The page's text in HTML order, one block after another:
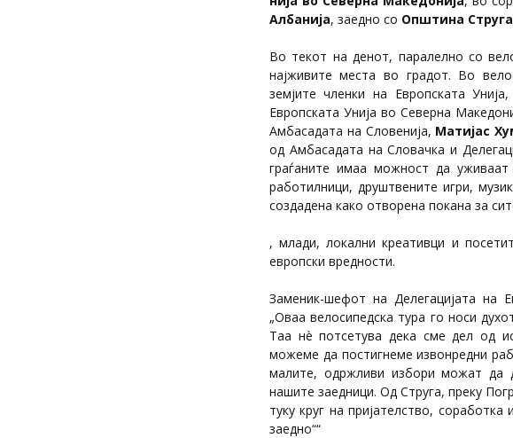
Албанија, заедно со Општина Струга
Во текот на денот, паралелно со
најживите места во градот. Во
земјите членки на Европската
Европската Унија во Северна
Амбасадата на Словенија, Матијас
од Амбасадата на Словачка и
граѓаните имаа можност да
работилници, друштвените игри,
создадена како отворена покана за
, млади, локални креативци и
европски вредности.
Заменик-шефот на Делегацијата на
„Оваа велосипедска тура го носи
Таа нè потсетува дека сме дел од
можеме да постигнеме извонредни
малите, одржливи избори можат да
нашите заедници. Од Струга, преку
туку круг на пријателство,
заедно““